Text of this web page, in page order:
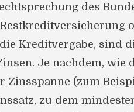
des
Kreditvergabe, sind
Je nachdem, wie
(zum
zu dem